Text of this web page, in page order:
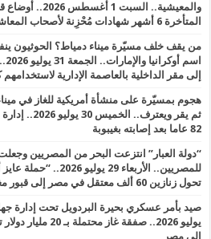
والمعيشية..
المتأخرة 6 أشهر شهادات مُحْزِنة لأصحاب المعاشات والعيش على الكفاف
من يقف خلف مسيّرة ميناء دمياط؟ الحوثيون
إلى مقر الداخلية بالعاصمة الإدارية
هجوم بمسيّرة على منشأة أمريكية للغاز في
ثم يقر
82 عاما بعد إصابته بغيبوبة
“دولة العبار” انتزعت البحر من المصريين
تحول زنازين 60 ألف معتقل في مصر إلى قبور مغلقة
يوليو 2026.. صفقة
إلى مصر